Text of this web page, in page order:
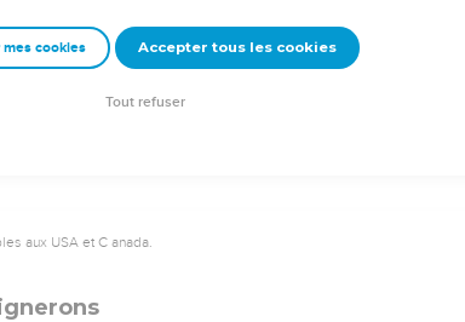
autorisation. Pour vous procurer une Bible imprimée, rendez-vous sur
aux USA et C anada.
mes cookies Accepter tous les cookies
Tout refuser